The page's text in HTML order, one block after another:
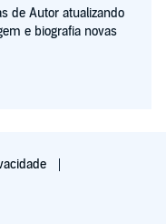
de Autor atualizando
e biografia novas